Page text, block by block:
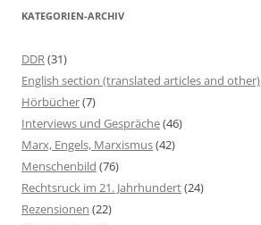
h
n
n
a
c
h
:
KATEGORIEN-ARCHIV
DDR(31)
English section (translated articles and other)
Hörbücher(7)
Interviews und Gespräche(46)
Marx, Engels, Marxismus(42)
Menschenbild (76)
Rechtsruck im 21. Jahrhundert(24)
Rezensionen (22)